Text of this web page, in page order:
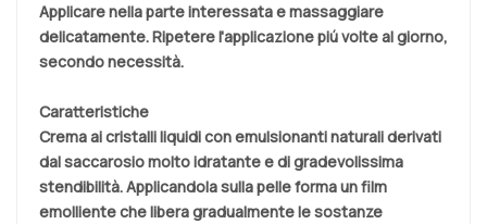
Applicare nella parte interessata e massaggiare
delicatamente. Ripetere l'applicazione piú volte al giorno,
secondo necessità.
Caratteristiche
Crema ai cristalli liquidi con emulsionanti naturali derivati
dal saccarosio molto idratante e di gradevolissima
stendibilità. Applicandola sulla pelle forma un film
emolliente che libera gradualmente le sostanze